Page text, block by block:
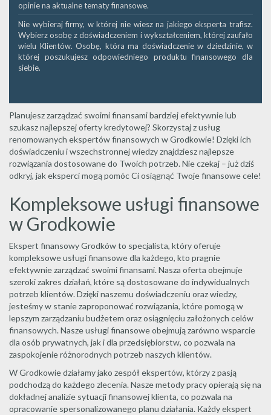
opinie na aktualne tematy finansowe.
Nie wybieraj firmy, w której nie wiesz na jakiego eksperta trafisz.
Wybierz osobę z doświadczeniem i wykształceniem, której zaufało
wielu Klientów. Osobę, która ma doświadczenie w dziedzinie, w
której poszukujesz odpowiedniego produktu finansowego dla
siebie.
Planujesz zarządzać swoimi finansami bardziej efektywnie lub
szukasz najlepszej oferty kredytowej? Skorzystaj z usług
renomowanych ekspertów finansowych w Grodkowie! Dzięki ich
doświadczeniu i wszechstronnej wiedzy znajdziesz najlepsze
rozwiązania dostosowane do Twoich potrzeb. Nie czekaj – już dziś
odkryj, jak eksperci mogą pomóc Ci osiągnąć Twoje finansowe cele!
Kompleksowe usługi finansowe
w Grodkowie
Ekspert finansowy Grodków to specjalista, który oferuje
kompleksowe usługi finansowe dla każdego, kto pragnie
efektywnie zarządzać swoimi finansami. Nasza oferta obejmuje
szeroki zakres działań, które są dostosowane do indywidualnych
potrzeb klientów. Dzięki naszemu doświadczeniu oraz wiedzy,
jesteśmy w stanie zaproponować rozwiązania, które pomogą w
lepszym zarządzaniu budżetem oraz osiągnięciu założonych celów
finansowych. Nasze usługi finansowe obejmują zarówno wsparcie
dla osób prywatnych, jak i dla przedsiębiorstw, co pozwala na
zaspokojenie różnorodnych potrzeb naszych klientów.
W Grodkowie działamy jako zespół ekspertów, którzy z pasją
podchodzą do każdego zlecenia. Nasze metody pracy opierają się na
dokładnej analizie sytuacji finansowej klienta, co pozwala na
opracowanie spersonalizowanego planu działania. Każdy ekspert